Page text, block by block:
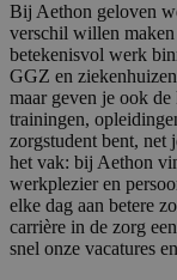
Bij Aethon geloven
verschil willen
betekenisvol werk
GGZ en
maar geven je ook
trainingen,
zorgstudent bent, net
het vak: bij Aethon
werkplezier en
elke dag aan betere
carrière in de zorg
snel onze vacatures